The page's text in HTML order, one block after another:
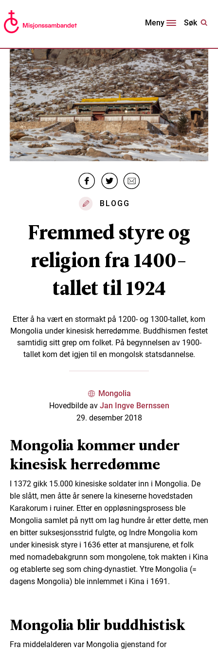
Meny Søk
BLOGG
Fremmed styre og
religion fra 1400-
tallet til 1924
Etter å ha vært en stormakt på 1200- og 1300-tallet, kom
Mongolia under kinesisk herredømme. Buddhismen festet
samtidig sitt grep om folket. På begynnelsen av 1900-
tallet kom det igjen til en mongolsk statsdannelse.
Mongolia
Hovedbilde av Jan Ingve Bernssen
29. desember 2018
Mongolia kommer under
kinesisk herredømme
I 1372 gikk 15.000 kinesiske soldater inn i Mongolia. De
ble slått, men åtte år senere la kineserne hovedstaden
Karakorum i ruiner. Etter en oppløsningsprosess ble
Mongolia samlet på nytt om lag hundre år etter dette, men
en bitter suksesjonsstrid fulgte, og Indre Mongolia kom
under kinesisk styre i 1636 etter at mansjurene, et folk
med nomadebakgrunn som mongolene, tok makten i Kina
og etablerte seg som ching-dynastiet. Ytre Mongolia (=
dagens Mongolia) ble innlemmet i Kina i 1691.
Mongolia blir buddhistisk
Fra middelalderen var Mongolia gjenstand for